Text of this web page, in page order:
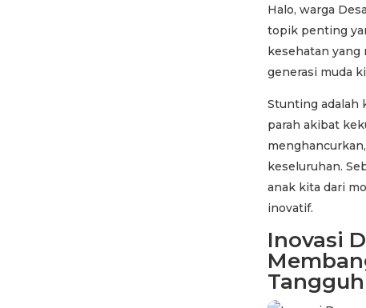
Halo, warga
topik penting
kesehatan yang
generasi muda
Stunting adalah
parah akibat
keseluruhan.
anak kita dari
inovatif.
Inovasi
Tangguh